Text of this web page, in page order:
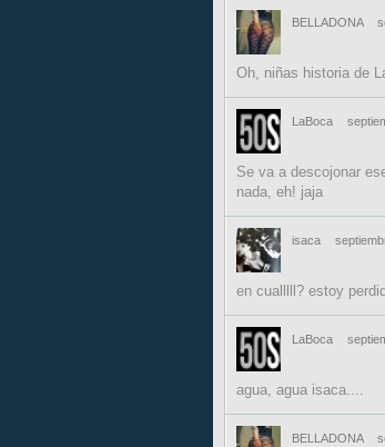
BELLADONA
Oh, niñas historia de
LaBoca
Se va a descojonar
nada, eh! jaja
isaca
en cualllll? estoy
LaBoca
agua, agua isaca....
BELLADONA